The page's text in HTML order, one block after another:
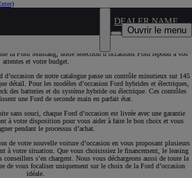
DEALER NAME
Ouvrir le menu
avec extension de garantie
la Ford Mustang, notre sélection d’occasions Ford répond à vos
attentes et votre budget.
de notre catalogue passe un contrôle minutieux sur 145
détail. Pour les modèles d’occasion Ford hybrides et électriques,
des batteries et du système hybride ou électrique. Ces contrôles
une Ford de seconde main en parfait état.
sans souci, chaque Ford d’occasion est livrée avec une garantie
à votre disposition pour vous aider à faire le bon choix et vous
pendant le processus d’achat.
de votre nouvelle voiture d’occasion en vous proposant plusieurs
à votre situation. Que vous choisissiez le financement, le leasing
s’en chargent. Nous vous déchargeons aussi de toute la
de vous focaliser uniquement sur le choix de la Ford d’occasion
idéale.